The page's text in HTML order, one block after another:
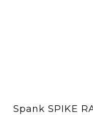
Spank SPIKE